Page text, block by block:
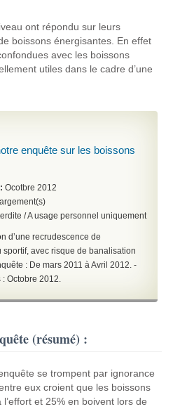
ont répondu sur leurs
boissons énergisantes. En effet
avec les boissons
utiles dans le cadre d’une
enquête sur les boissons
Ocotbre 2012
/ A usage personnel uniquement
d’une recrudescence de
avec risque de banalisation
: De mars 2011 à Avril 2012. -
Octobre 2012.
(résumé) :
se trompent par ignorance
eux croient que les boissons
et 25% en boivent lors de